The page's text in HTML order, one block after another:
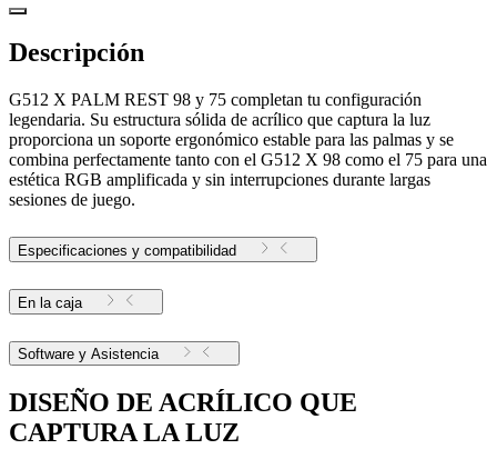
Descripción
G512 X PALM REST 98 y 75 completan tu configuración
legendaria. Su estructura sólida de acrílico que captura la luz
proporciona un soporte ergonómico estable para las palmas y se
combina perfectamente tanto con el G512 X 98 como el 75 para una
estética RGB amplificada y sin interrupciones durante largas
sesiones de juego.
Especificaciones y compatibilidad
En la caja
Software y Asistencia
DISEÑO DE ACRÍLICO QUE
CAPTURA LA LUZ